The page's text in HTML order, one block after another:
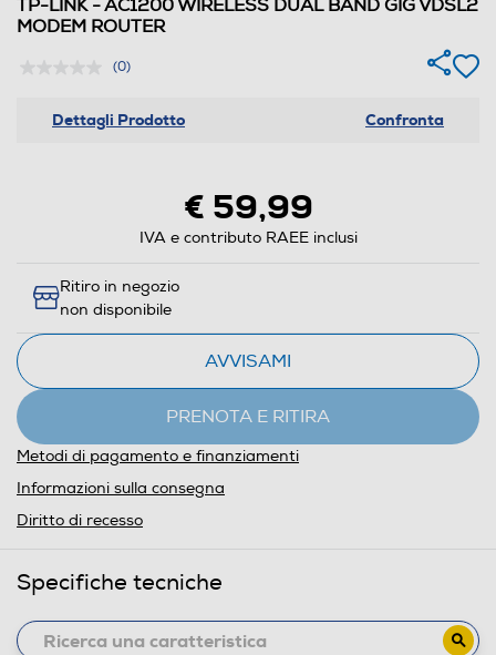
TP-LINK - AC1200 WIRELESS DUAL BAND GIG VDSL2
MODEM ROUTER
(0)
Dettagli Prodotto Confronta
€ 59,99
IVA e contributo RAEE inclusi
Ritiro in negozio
non disponibile
AVVISAMI
PRENOTA E RITIRA
Metodi di pagamento e finanziamenti
Informazioni sulla consegna
Diritto di recesso
Specifiche tecniche